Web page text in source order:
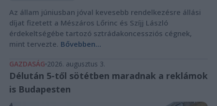
Az állam júniusban jóval kevesebb rendelkezésre állási
díjat fizetett a Mészáros Lőrinc és Szíjj László
érdekeltségébe tartozó sztrádakoncessziós cégnek,
mint tervezte. Bővebben...
GAZDASÁG 2026. augusztus 3.
Délután 5-től sötétben maradnak a reklámok
is Budapesten